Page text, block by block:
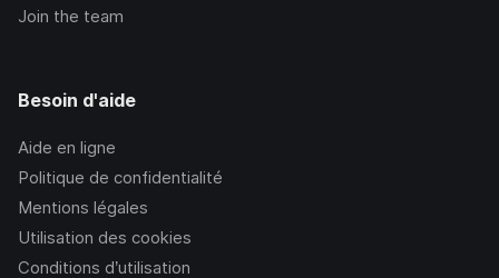
Join the team
Besoin d'aide
Aide en ligne
Politique de confidentialité
Mentions légales
Utilisation des cookies
Conditions d’utilisation